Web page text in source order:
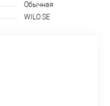
Обычная
WILO SE